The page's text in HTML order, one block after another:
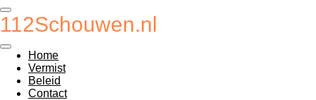
Ga
direct
de
hoofdinhoud
112Schouwen.nl
Home
Vermist
Beleid
Contact